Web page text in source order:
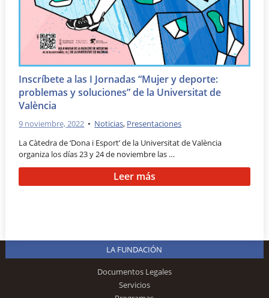
Inscríbete a las I Jornadas “Mujer y deporte:
problemas y soluciones” de la Universitat de
València
9 noviembre, 2022 • Noticias, Presentaciones
La Càtedra de ‘Dona i Esport’ de la Universitat de València
organiza los días 23 y 24 de noviembre las …
Leer más
LA FUNDACIÓN
Documentos Legales
Servicios